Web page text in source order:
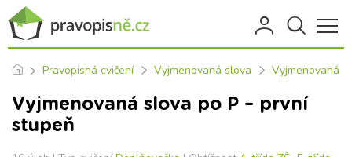
Pravopisná cvičení Vyjmenovaná slova Vyjmenovaná
Vyjmenovaná slova po P – první
stupeň